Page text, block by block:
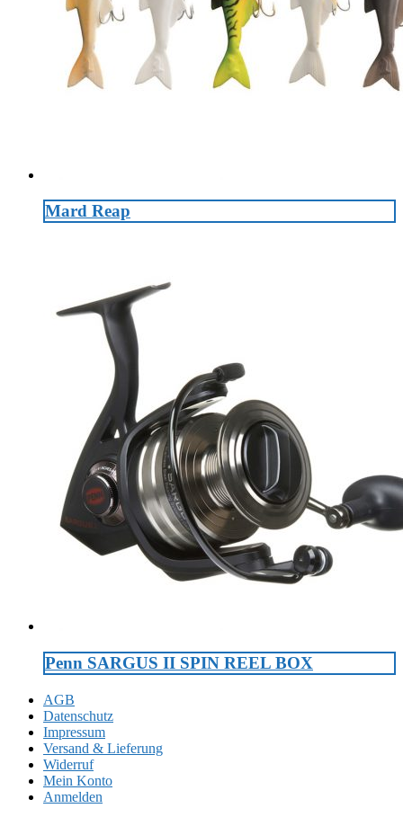
Mard Reap
Penn SARGUS II SPIN REEL BOX
AGB
Datenschutz
Impressum
Versand & Lieferung
Widerruf
Mein Konto
Anmelden